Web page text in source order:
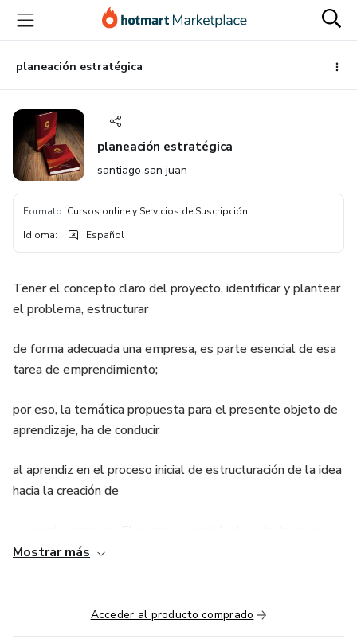
principal
página
de
página
planeación estratégica
planeación estratégica
santiago san juan
Formato: Cursos online y Servicios de Suscripción
Idioma: Español
Tener el concepto claro del proyecto, identificar y plantear
el problema, estructurar
de forma adecuada una empresa, es parte esencial de esa
tarea de emprendimiento;
por eso, la temática propuesta para el presente objeto de
aprendizaje, ha de conducir
al aprendiz en el proceso inicial de estructuración de la idea
hacia la creación de
encuentra sujeto a varios
objetivos, los cuales se centran en la definición de lo que
se quiere hacer, hacia
Mostrar más
Acceder al producto comprado